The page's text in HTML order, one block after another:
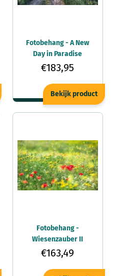
Fotobehang - A New
Day in Paradise
400x250cm -
€183,95
Bekijk product
Fotobehang -
Wiesenzauber II
450x280cm -
€163,49